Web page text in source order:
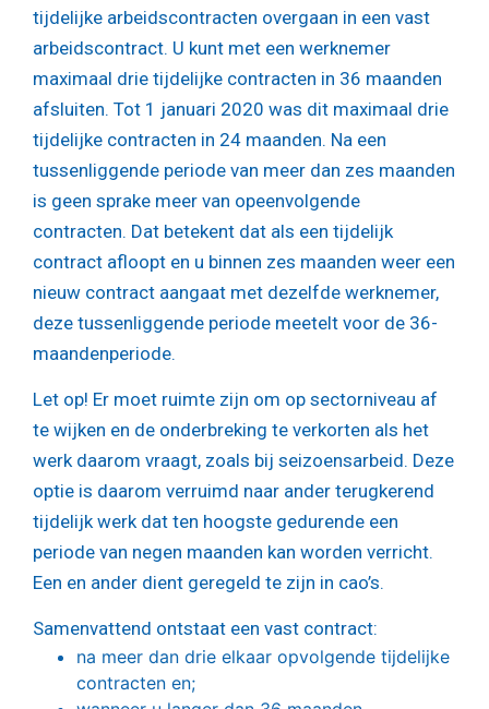
tijdelijke arbeidscontracten overgaan in een vast
arbeidscontract. U kunt met een werknemer
maximaal drie tijdelijke contracten in 36 maanden
afsluiten. Tot 1 januari 2020 was dit maximaal drie
tijdelijke contracten in 24 maanden. Na een
tussenliggende periode van meer dan zes maanden
is geen sprake meer van opeenvolgende
contracten. Dat betekent dat als een tijdelijk
contract afloopt en u binnen zes maanden weer een
nieuw contract aangaat met dezelfde werknemer,
deze tussenliggende periode meetelt voor de 36-
maandenperiode.
Let op! Er moet ruimte zijn om op sectorniveau af
te wijken en de onderbreking te verkorten als het
werk daarom vraagt, zoals bij seizoensarbeid. Deze
optie is daarom verruimd naar ander terugkerend
tijdelijk werk dat ten hoogste gedurende een
periode van negen maanden kan worden verricht.
Een en ander dient geregeld te zijn in cao’s.
Samenvattend ontstaat een vast contract:
na meer dan drie elkaar opvolgende tijdelijke
contracten en;